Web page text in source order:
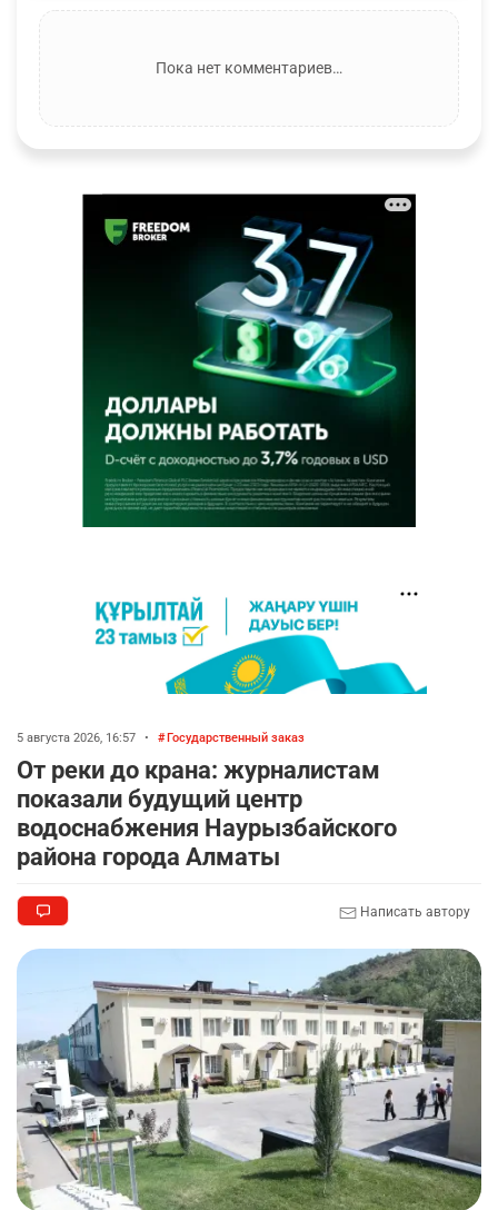
Пока нет комментариев…
5 августа 2026, 16:57 • Государственный заказ
От реки до крана: журналистам
показали будущий центр
водоснабжения Наурызбайского
района города Алматы
Написать автору